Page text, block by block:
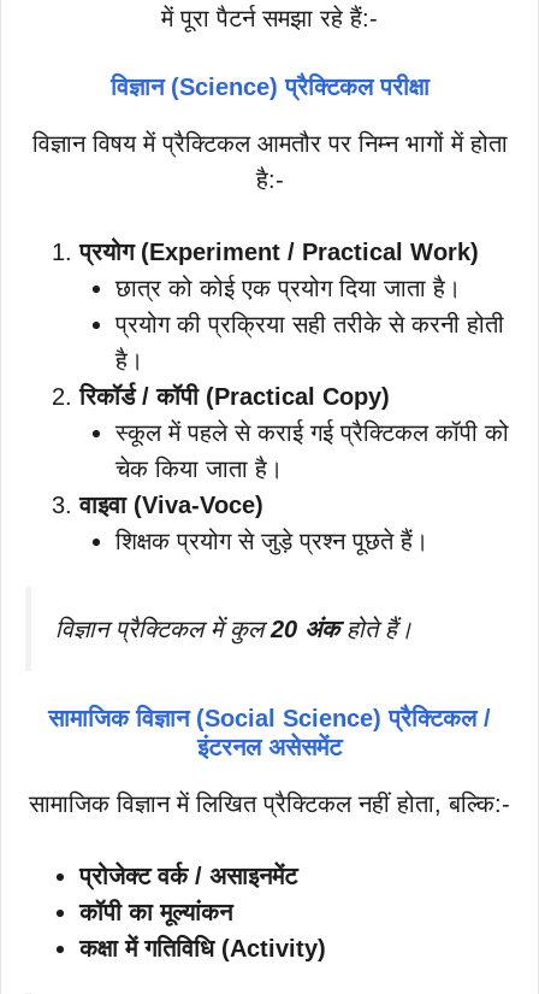
में पूरा पैटर्न समझा रहे हैं:-
विज्ञान (Science) प्रैक्टिकल परीक्षा
विज्ञान विषय में प्रैक्टिकल आमतौर पर निम्न भागों में होता
है:-
प्रयोग (Experiment / Practical Work)
छात्र को कोई एक प्रयोग दिया जाता है।
प्रयोग की प्रक्रिया सही तरीके से करनी होती
है।
रिकॉर्ड / कॉपी (Practical Copy)
स्कूल में पहले से कराई गई प्रैक्टिकल कॉपी को
चेक किया जाता है।
वाइवा (Viva-Voce)
शिक्षक प्रयोग से जुड़े प्रश्न पूछते हैं।
विज्ञान प्रैक्टिकल में कुल20 अंकहोते हैं।
सामाजिक विज्ञान (Social Science) प्रैक्टिकल /
इंटरनल असेसमेंट
सामाजिक विज्ञान में लिखित प्रैक्टिकल नहीं होता, बल्कि:-
प्रोजेक्ट वर्क / असाइनमेंट
कॉपी का मूल्यांकन
कक्षा में गतिविधि (Activity)